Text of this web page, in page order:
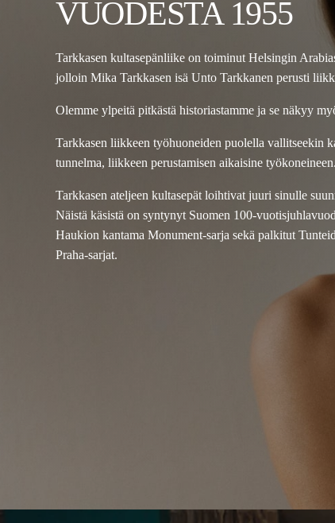
VUODESTA 1955
Tarkkasen kultasepänliike on toiminut Helsingin
jolloin Mika Tarkkasen isä Unto Tarkkanen perusti
Olemme ylpeitä pitkästä historiastamme ja se näkyy
Tarkkasen liikkeen työhuoneiden puolella vallitseekin
tunnelma, liikkeen perustamisen aikaisine työkoneineen.
Tarkkasen ateljeen kultasepät loihtivat juuri sinulle
Näistä käsistä on syntynyt Suomen 100-
Haukion kantama Monument-sarja sekä palkitut
Praha-sarjat.